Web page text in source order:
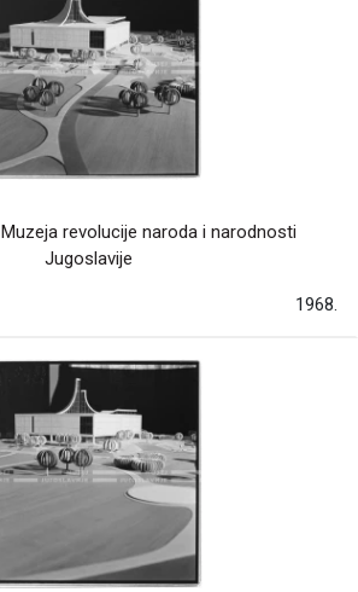
revolucije naroda i narodnosti
Jugoslavije
1968.